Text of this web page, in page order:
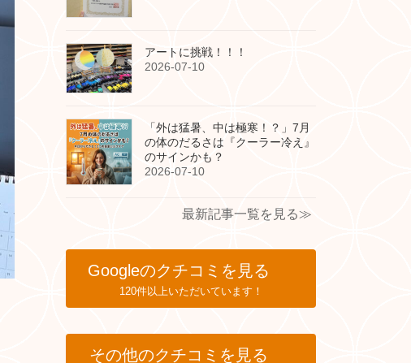
アートに挑戦！！！
2026-07-10
「外は猛暑、中は極寒！？」7月
の体のだるさは『クーラー冷え』
のサインかも？
2026-07-10
最新記事一覧を見る≫
Googleのクチコミを見る
120件以上いただいています！
その他のクチコミを見る